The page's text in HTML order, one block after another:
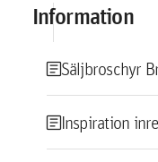
Information
articleSäljbroschyr
articleInspiration